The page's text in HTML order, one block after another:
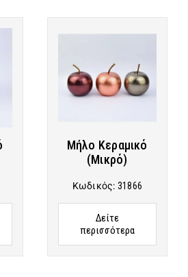
Μήλο Κεραμικό
(Μικρό)
Κωδικός: 31866
Δείτε
περισσότερα